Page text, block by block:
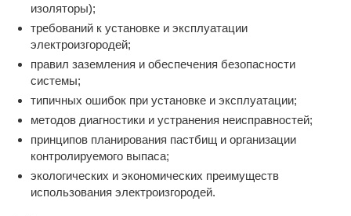
изоляторы);
требований к установке и эксплуатации
электроизгородей;
правил заземления и обеспечения безопасности
системы;
типичных ошибок при установке и эксплуатации;
методов диагностики и устранения неисправностей;
принципов планирования пастбищ и организации
контролируемого выпаса;
экологических и экономических преимуществ
использования электроизгородей.